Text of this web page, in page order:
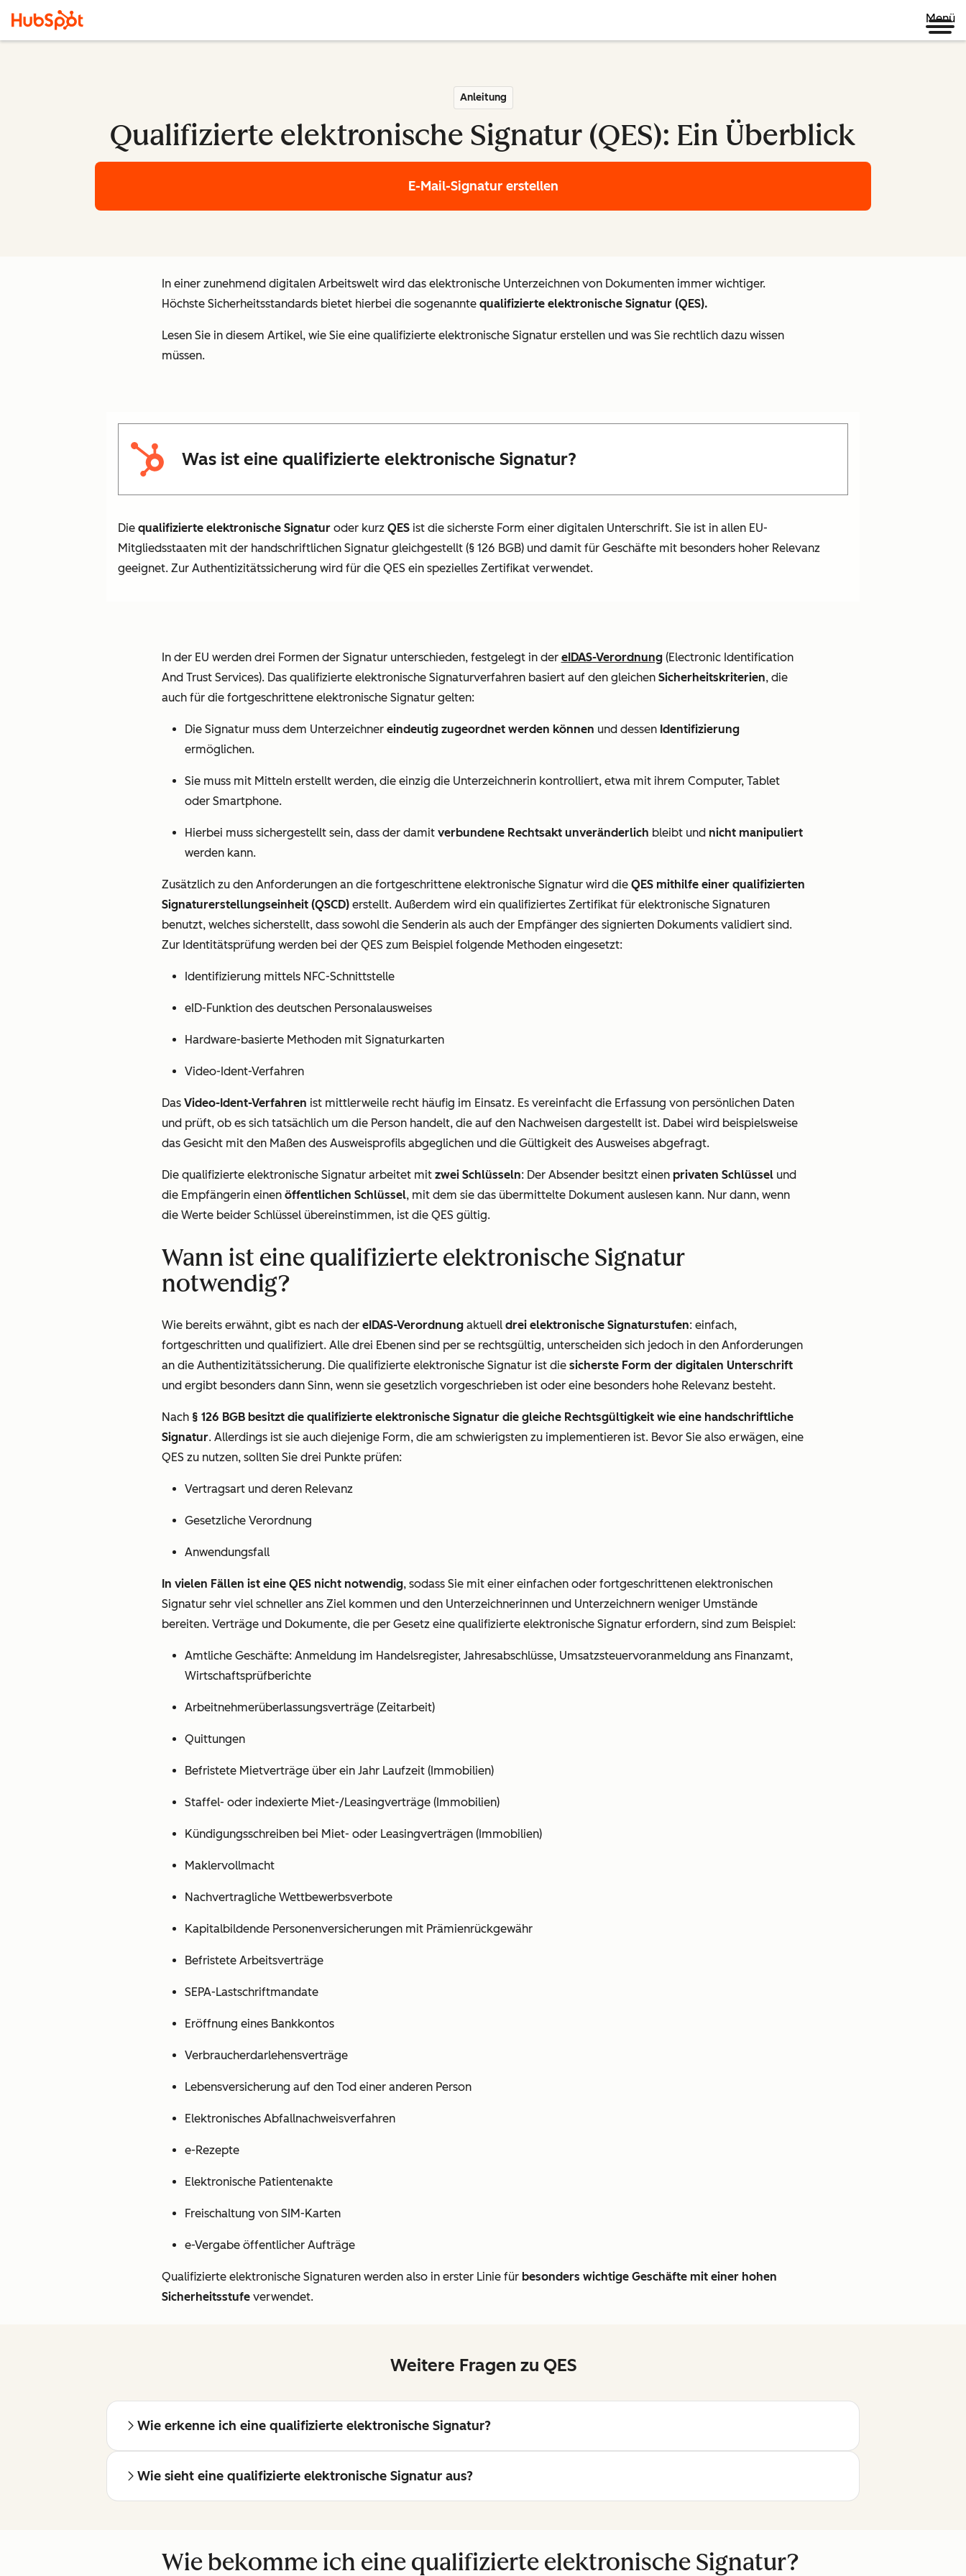
Menü
Anleitung
Qualifizierte elektronische Signatur (QES): Ein Überblick
E-Mail-Signatur erstellen
In einer zunehmend digitalen Arbeitswelt wird das elektronische Unterzeichnen von Dokumenten immer wichtiger.
Höchste Sicherheitsstandards bietet hierbei die sogenannte qualifizierte elektronische Signatur (QES).
Lesen Sie in diesem Artikel, wie Sie eine qualifizierte elektronische Signatur erstellen und was Sie rechtlich dazu wissen
müssen.
Was ist eine qualifizierte elektronische Signatur?
Die qualifizierte elektronische Signatur oder kurz QES ist die sicherste Form einer digitalen Unterschrift. Sie ist in allen EU-
Mitgliedsstaaten mit der handschriftlichen Signatur gleichgestellt (§ 126 BGB) und damit für Geschäfte mit besonders hoher Relevanz
geeignet. Zur Authentizitätssicherung wird für die QES ein spezielles Zertifikat verwendet.
In der EU werden drei Formen der Signatur unterschieden, festgelegt in der eIDAS-Verordnung(Electronic Identification
And Trust Services). Das qualifizierte elektronische Signaturverfahren basiert auf den gleichen Sicherheitskriterien, die
auch für die fortgeschrittene elektronische Signatur gelten:
Die Signatur muss dem Unterzeichner eindeutig zugeordnet werden können und dessen Identifizierung
ermöglichen.
Sie muss mit Mitteln erstellt werden, die einzig die Unterzeichnerin kontrolliert, etwa mit ihrem Computer, Tablet
oder Smartphone.
Hierbei muss sichergestellt sein, dass der damit verbundene Rechtsakt unveränderlich bleibt und nicht manipuliert
werden kann.
Zusätzlich zu den Anforderungen an die fortgeschrittene elektronische Signatur wird die QES mithilfe einer qualifizierten
Signaturerstellungseinheit (QSCD)erstellt. Außerdem wird ein qualifiziertes Zertifikat für elektronische Signaturen
benutzt, welches sicherstellt, dass sowohl die Senderin als auch der Empfänger des signierten Dokuments validiert sind.
Zur Identitätsprüfung werden bei der QES zum Beispiel folgende Methoden eingesetzt:
Identifizierung mittels NFC-Schnittstelle
eID-Funktion des deutschen Personalausweises
Hardware-basierte Methoden mit Signaturkarten
Video-Ident-Verfahren
Das Video-Ident-Verfahren ist mittlerweile recht häufig im Einsatz. Es vereinfacht die Erfassung von persönlichen Daten
und prüft, ob es sich tatsächlich um die Person handelt, die auf den Nachweisen dargestellt ist. Dabei wird beispielsweise
das Gesicht mit den Maßen des Ausweisprofils abgeglichen und die Gültigkeit des Ausweises abgefragt.
Die qualifizierte elektronische Signatur arbeitet mit zwei Schlüsseln: Der Absender besitzt einen privaten Schlüsselund
die Empfängerin einen öffentlichen Schlüssel, mit dem sie das übermittelte Dokument auslesen kann. Nur dann, wenn
die Werte beider Schlüssel übereinstimmen, ist die QES gültig.
Wann ist eine qualifizierte elektronische Signatur
notwendig?
Wie bereits erwähnt, gibt es nach der eIDAS-Verordnungaktuell drei elektronische Signaturstufen: einfach,
fortgeschritten und qualifiziert. Alle drei Ebenen sind per se rechtsgültig, unterscheiden sich jedoch in den Anforderungen
an die Authentizitätssicherung. Die qualifizierte elektronische Signatur ist die sicherste Form der digitalen Unterschrift
und ergibt besonders dann Sinn, wenn sie gesetzlich vorgeschrieben ist oder eine besonders hohe Relevanz besteht.
Nach § 126 BGB besitzt die qualifizierte elektronische Signatur die gleiche Rechtsgültigkeit wie eine handschriftliche
Signatur. Allerdings ist sie auch diejenige Form, die am schwierigsten zu implementieren ist. Bevor Sie also erwägen, eine
QES zu nutzen, sollten Sie drei Punkte prüfen:
Vertragsart und deren Relevanz
Gesetzliche Verordnung
Anwendungsfall
In vielen Fällen ist eine QES nicht notwendig, sodass Sie mit einer einfachen oder fortgeschrittenen elektronischen
Signatur sehr viel schneller ans Ziel kommen und den Unterzeichnerinnen und Unterzeichnern weniger Umstände
bereiten. Verträge und Dokumente, die per Gesetz eine qualifizierte elektronische Signatur erfordern, sind zum Beispiel:
Amtliche Geschäfte: Anmeldung im Handelsregister, Jahresabschlüsse, Umsatzsteuervoranmeldung ans Finanzamt,
Wirtschaftsprüfberichte
Arbeitnehmerüberlassungsverträge (Zeitarbeit)
Quittungen
Befristete Mietverträge über ein Jahr Laufzeit (Immobilien)
Staffel- oder indexierte Miet-/Leasingverträge (Immobilien)
Kündigungsschreiben bei Miet- oder Leasingverträgen (Immobilien)
Maklervollmacht
Nachvertragliche Wettbewerbsverbote
Kapitalbildende Personenversicherungen mit Prämienrückgewähr
Befristete Arbeitsverträge
SEPA-Lastschriftmandate
Eröffnung eines Bankkontos
Verbraucherdarlehensverträge
Lebensversicherung auf den Tod einer anderen Person
Elektronisches Abfallnachweisverfahren
e-Rezepte
Elektronische Patientenakte
Freischaltung von SIM-Karten
e-Vergabe öffentlicher Aufträge
Qualifizierte elektronische Signaturen werden also in erster Linie für besonders wichtige Geschäfte mit einer hohen
Sicherheitsstufeverwendet.
Weitere Fragen zu QES
Wie erkenne ich eine qualifizierte elektronische Signatur?
Wie sieht eine qualifizierte elektronische Signatur aus?
Wie bekomme ich eine qualifizierte elektronische Signatur?